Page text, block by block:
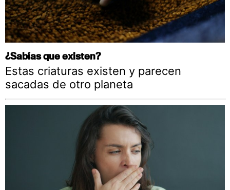
¿Sabías que existen?
Estas criaturas existen y parecen
sacadas de otro planeta